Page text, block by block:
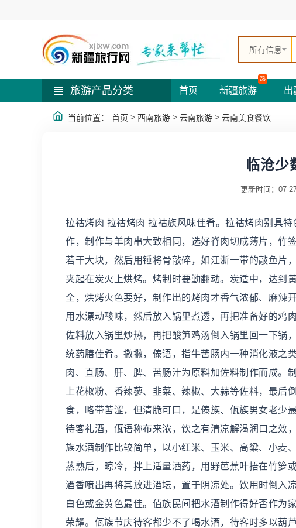
所有信息
旅游产品分类 首页 新疆旅游
热
出
当前位置： 首页 > 西南旅游 > 云南旅游 > 云南美食餐饮
临沧
更新时间：07-
拉祜烤肉 拉祜烤肉 拉祜族风味佳肴。拉祜烤肉别具
作，制作与羊肉串大致相同，选好脊肉切成薄片，竹
若干大块，然后用锤将骨敲碎，如江浙一带的敲鱼片
夹起在炭火上烘烤。烤制时要勤翻动。炭适中，达到
全，烘烤火色要好，制作出的烤肉才香气浓郁、麻辣
用水漂动酸味，然后放入锅里煮透，再把准备好的鸡
佐料放入锅里炒热，再把酸笋鸡汤倒入锅里回一下锅
统药膳佳肴。撒撇，傣语，指牛苦肠内一种消化液之
肉、直肠、肝、脾、苦肠汁为原料加佐料制作而成。
上花椒粉、香辣蓼、韭菜、辣椒、大蒜等佐料，最
食，略带苦涩，但清脆可口，是傣族、佤族男女老少
待客礼酒，佤语称布来浓，饮之有清凉解渴润口之效
族水酒制作比较简单，以小红米、玉米、高粱、小麦
蒸熟后，晾冷，拌上适量酒药，用野芭蕉叶捂在竹箩
酒香喷出再将其放进酒坛，置于阴凉处。饮用时倒入
白色或金黄色最佳。值族民间把水酒制作得好否作为
荣耀。佤族节庆待客都少不了喝水酒，待客时多以葫